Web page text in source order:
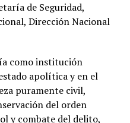
de Seguridad,
Dirección Nacional
como institución
apolítica y en el
puramente civil,
del orden
y combate del delito,